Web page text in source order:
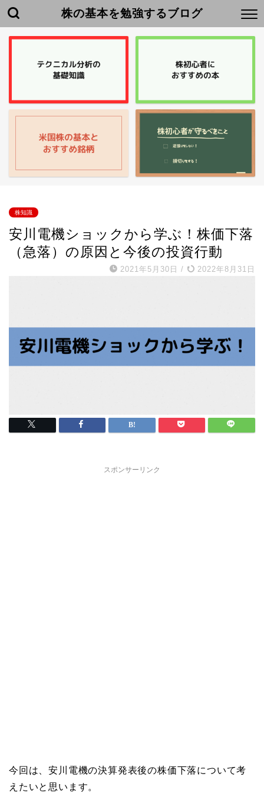
株の基本を勉強するブログ
株知識
安川電機ショックから学ぶ！株価下落
（急落）の原因と今後の投資行動
2021年5月30日 / 2022年8月31日
スポンサーリンク
今回は、安川電機の決算発表後の株価下落について考
えたいと思います。